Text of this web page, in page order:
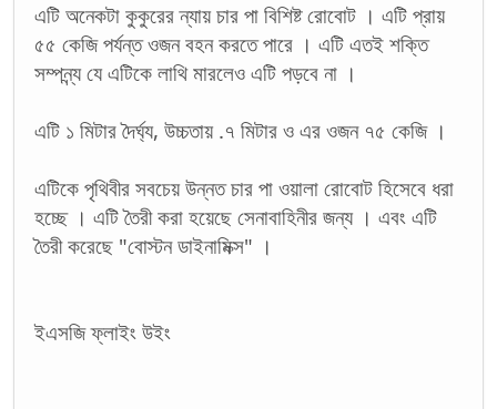
এটি অনেকটা কুকুরের ন্যায় চার পা বিশিষ্ট রোবোট । এটি প্রায়
৫৫ কেজি পর্যন্ত ওজন বহন করতে পারে । এটি এতই শক্তি
সম্পন্ন্য যে এটিকে লাথি মারলেও এটি পড়বে না ।
এটি ১ মিটার দৈর্ঘ্য, উচ্চতায় .৭ মিটার ও এর ওজন ৭৫ কেজি ।
এটিকে পৃথিবীর সবচেয় উন্নত চার পা ওয়ালা রোবোট হিসেবে ধরা
হচ্ছে । এটি তৈরী করা হয়েছে সেনাবাহিনীর জন্য । এবং এটি
তৈরী করেছে "বোস্টন ডাইনামিক্স" ।
ইএসজি ফ্লাইং উইং